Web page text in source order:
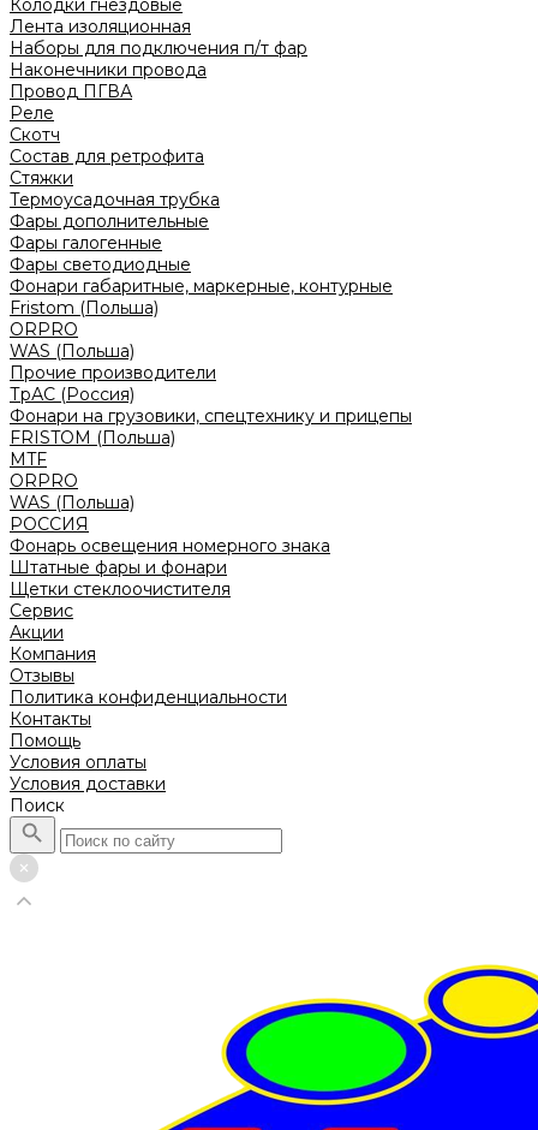
Колодки гнездовые
Лента изоляционная
Наборы для подключения п/т фар
Наконечники провода
Провод ПГВА
Реле
Скотч
Состав для ретрофита
Стяжки
Термоусадочная трубка
Фары дополнительные
Фары галогенные
Фары светодиодные
Фонари габаритные, маркерные, контурные
Fristom (Польша)
ORPRO
WAS (Польша)
Прочие производители
ТрАС (Россия)
Фонари на грузовики, спецтехнику и прицепы
FRISTOM (Польша)
MTF
ORPRO
WAS (Польша)
РОССИЯ
Фонарь освещения номерного знака
Штатные фары и фонари
Щетки стеклоочистителя
Сервис
Акции
Компания
Отзывы
Политика конфиденциальности
Контакты
Помощь
Условия оплаты
Условия доставки
Поиск